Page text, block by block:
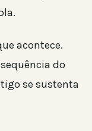
acontece.
do
se sustenta